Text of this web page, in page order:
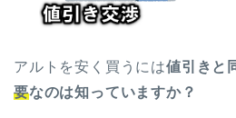
アルトを安く買うには値引きと
要なのは知っていますか？